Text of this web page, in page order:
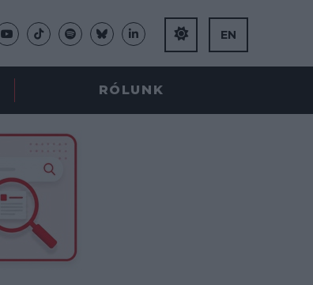
EN
RÓLUNK